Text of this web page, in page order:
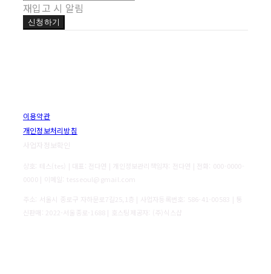
재입고 시 알림
신청하기
이용약관
개인정보처리방침
사업자정보확인
상호: 테스(tes) | 대표: 전다연 | 개인정보관리책임자: 전다연 | 전화: 000-0000-
0000 | 이메일: tesseoul@gmail.com
주소: 서울시 종로구 자하문로7길25,1층 | 사업자등록번호: 586-41-00583 | 통
신판매:
2022-서울종로-1688 | 호스팅제공자: (주)식스샵